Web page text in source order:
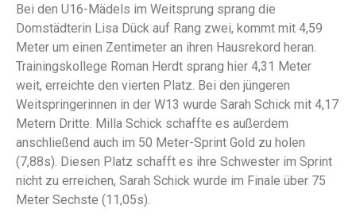
Bei den U16-Mädels im Weitsprung sprang die
Domstädterin Lisa Dück auf Rang zwei, kommt mit 4,59
Meter um einen Zentimeter an ihren Hausrekord heran.
Trainingskollege Roman Herdt sprang hier 4,31 Meter
weit, erreichte den vierten Platz. Bei den jüngeren
Weitspringerinnen in der W13 wurde Sarah Schick mit 4,17
Metern Dritte. Milla Schick schaffte es außerdem
anschließend auch im 50 Meter-Sprint Gold zu holen
(7,88s). Diesen Platz schafft es ihre Schwester im Sprint
nicht zu erreichen, Sarah Schick wurde im Finale über 75
Meter Sechste (11,05s).